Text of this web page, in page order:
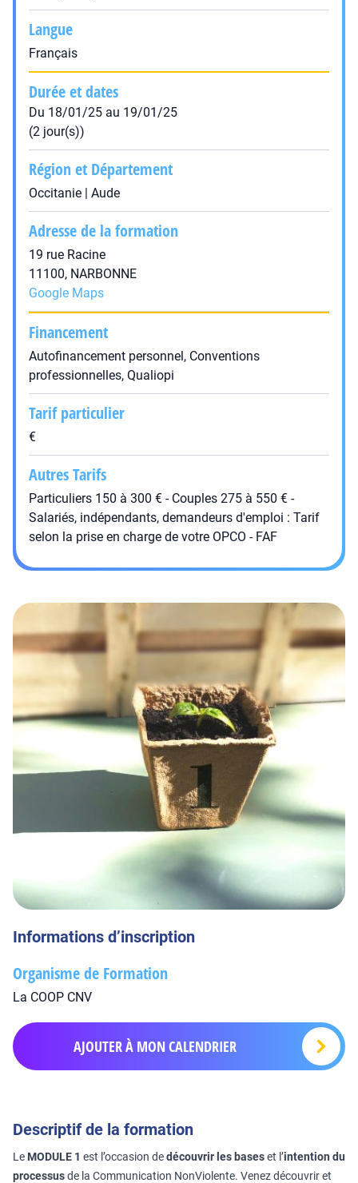
Langue
Français
Durée et dates
Du 18/01/25 au 19/01/25
(2 jour(s))
Région et Département
Occitanie | Aude
Adresse de la formation
19 rue Racine
11100, NARBONNE
Google Maps
Financement
Autofinancement personnel, Conventions
professionnelles, Qualiopi
Tarif particulier
€
Autres Tarifs
Particuliers 150 à 300 € - Couples 275 à 550 € -
Salariés, indépendants, demandeurs d'emploi : Tarif
selon la prise en charge de votre OPCO - FAF
Informations d’inscription
Organisme de Formation
La COOP CNV
AJOUTER À MON CALENDRIER
Descriptif de la formation
Le MODULE 1 est l’occasion dedécouvrir les baseset l’intention du
processusde la Communication NonViolente. Venez découvrir et